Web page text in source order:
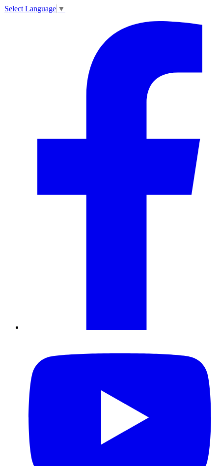
Select Language ▼